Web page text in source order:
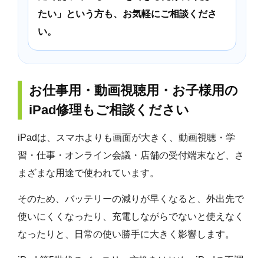
たい」という方も、お気軽にご相談くださ
い。
お仕事用・動画視聴用・お子様用の
iPad修理もご相談ください
iPadは、スマホよりも画面が大きく、動画視聴・学
習・仕事・オンライン会議・店舗の受付端末など、さ
まざまな用途で使われています。
そのため、バッテリーの減りが早くなると、外出先で
使いにくくなったり、充電しながらでないと使えなく
なったりと、日常の使い勝手に大きく影響します。